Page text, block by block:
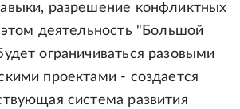
разрешение конфликтных
деятельность "Большой
ограничиваться разовыми
проектами - создается
система развития